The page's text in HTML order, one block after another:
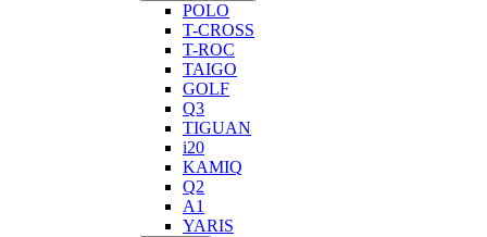
POLO
T-CROSS
T-ROC
TAIGO
GOLF
Q3
TIGUAN
i20
KAMIQ
Q2
A1
YARIS